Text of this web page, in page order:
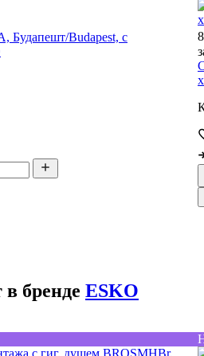
Будапешт/Budapest, с
в бренде ESKO